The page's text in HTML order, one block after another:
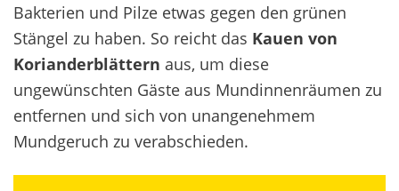
Bakterien und Pilze etwas gegen den grünen
Stängel zu haben. So reicht das Kauen von
Korianderblättern aus, um diese
ungewünschten Gäste aus Mundinnenräumen zu
entfernen und sich von unangenehmem
Mundgeruch zu verabschieden.